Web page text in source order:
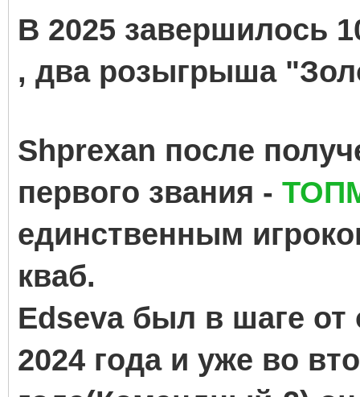
В 2025 завершилось
, два розыгрыша
Shprexan после
первого звания -
единственным
кваб.
Edseva был в шаге от
2024 года и уже во